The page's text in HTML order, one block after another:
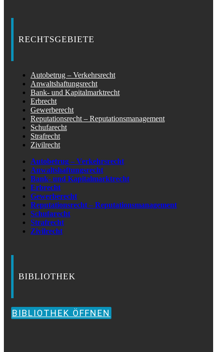
RECHTSGEBIETE
Autobetrug – Verkehrsrecht
Anwaltshaftungsrecht
Bank- und Kapitalmarktrecht
Erbrecht
Gewerberecht
Reputationsrecht – Reputationsmanagement
Schufarecht
Strafrecht
Zivilrecht
Autobetrug – Verkehrsrecht
Anwaltshaftungsrecht
Bank- und Kapitalmarktrecht
Erbrecht
Gewerberecht
Reputationsrecht – Reputationsmanagement
Schufarecht
Strafrecht
Zivilrecht
BIBLIOTHEK
BIBLIOTHEK ÖFFNEN